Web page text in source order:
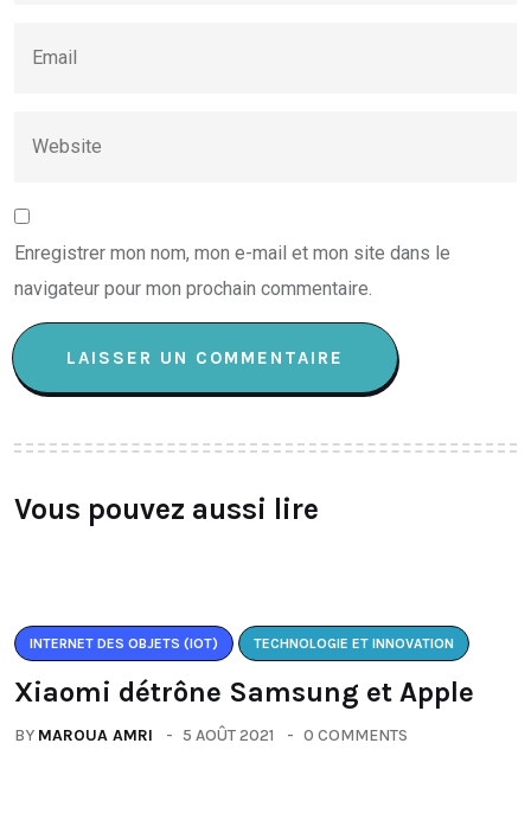
Enregistrer mon nom, mon e-mail et mon site dans le
navigateur pour mon prochain commentaire.
Vous pouvez aussi lire
INTERNET DES OBJETS (IOT) TECHNOLOGIE ET INNOVATION
Xiaomi détrône Samsung et Apple
BY MAROUA AMRI 5 AOÛT 2021 0 COMMENTS